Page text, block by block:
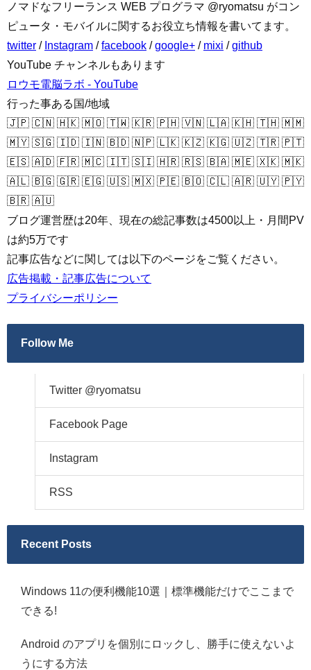
ノマドなフリーランス WEB プログラマ @ryomatsu がコン
ピュータ・モバイルに関するお役立ち情報を書いてます。
twitter / Instagram /facebook /google+ / mixi /github
YouTube チャンネルもあります
ロウモ電脳ラボ - YouTube
行った事ある国/地域
🇯🇵 🇨🇳 🇭🇰 🇲🇴 🇹🇼 🇰🇷 🇵🇭 🇻🇳 🇱🇦 🇰🇭 🇹🇭 🇲🇲
🇲🇾 🇸🇬 🇮🇩 🇮🇳 🇧🇩 🇳🇵 🇱🇰 🇰🇿 🇰🇬 🇺🇿 🇹🇷 🇵🇹
🇪🇸 🇦🇩 🇫🇷 🇲🇨 🇮🇹 🇸🇮 🇭🇷 🇷🇸 🇧🇦 🇲🇪 🇽🇰 🇲🇰
🇦🇱 🇧🇬 🇬🇷 🇪🇬 🇺🇸 🇲🇽 🇵🇪 🇧🇴 🇨🇱 🇦🇷 🇺🇾 🇵🇾
🇧🇷 🇦🇺
ブログ運営歴は20年、現在の総記事数は4500以上・月間PV
は約5万です
記事広告などに関しては以下のページをご覧ください。
広告掲載・記事広告について
プライバシーポリシー
Follow Me
Twitter @ryomatsu
Facebook Page
Instagram
RSS
Recent Posts
Windows 11の便利機能10選｜標準機能だけでここまで
できる!
Android のアプリを個別にロックし、勝手に使えないよ
うにする方法